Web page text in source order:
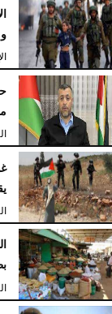
الإثنين، 23 فبراير 2026 02:15